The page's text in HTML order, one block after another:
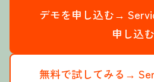
デモを申し込む→
申し込む
無料で試してみる→